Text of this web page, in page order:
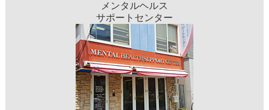
メンタルヘルス
サポートセンター